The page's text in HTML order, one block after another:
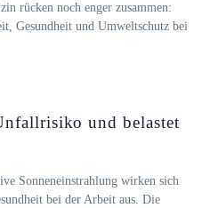
rücken noch enger zusammen:
Gesundheit und Umweltschutz bei
und belastet
Sonneneinstrahlung wirken sich
bei der Arbeit aus. Die